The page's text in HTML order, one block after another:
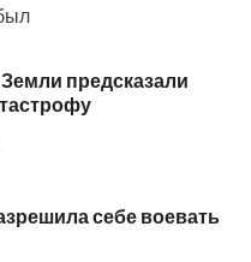
предсказали
себе воевать